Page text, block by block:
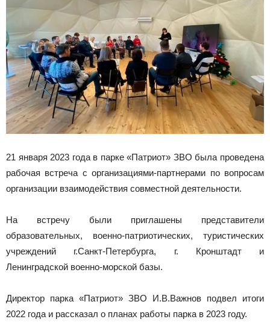
21 января 2023 года в парке «Патриот» ЗВО была проведена
рабочая встреча с организациями-партнерами по вопросам
организации взаимодействия совместной деятельности.
На встречу были приглашены представители
образовательных, военно-патриотических, туристических
учреждений г.Санкт-Петербурга, г. Кронштадт и
Ленинградской военно-морской базы.
Директор парка «Патриот» ЗВО И.В.Важнов подвел итоги
2022 года и рассказал о планах работы парка в 2023 году.